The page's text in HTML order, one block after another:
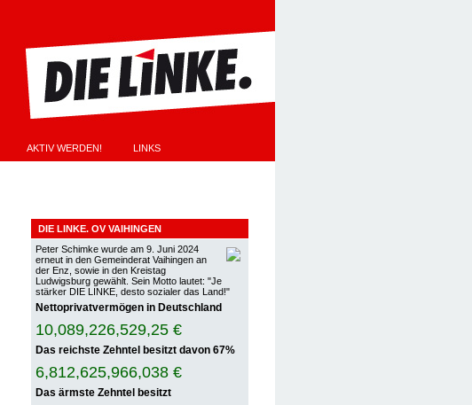
AKTIV WERDEN! LINKS
DIE LINKE. OV VAIHINGEN
Peter Schimke wurde am 9. Juni 2024
erneut in den Gemeinderat Vaihingen an
der Enz, sowie in den Kreistag
Ludwigsburg gewählt. Sein Motto lautet: "Je
stärker DIE LINKE, desto sozialer das Land!"
Nettoprivatvermögen in Deutschland
10,089,226,533,39 €
Das reichste Zehntel besitzt davon 67%
6,812,625,969,353 €
Das ärmste Zehntel besitzt